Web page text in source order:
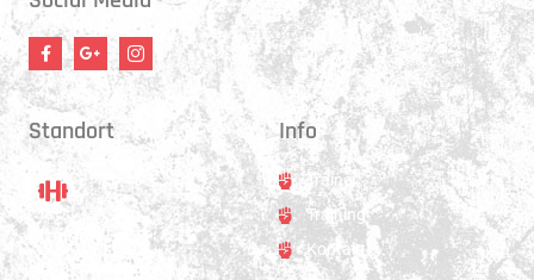
Standort
Standort
Hauptstrasse 31
Info
Trainer
Training
Kontakt